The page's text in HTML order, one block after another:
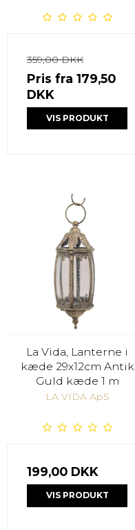
359,00 DKK
Pris fra 179,50
DKK
VIS PRODUKT
La Vida, Lanterne i
kæde 29x12cm Antik
Guld kæde 1 m
LA VIDA ApS
199,00 DKK
VIS PRODUKT